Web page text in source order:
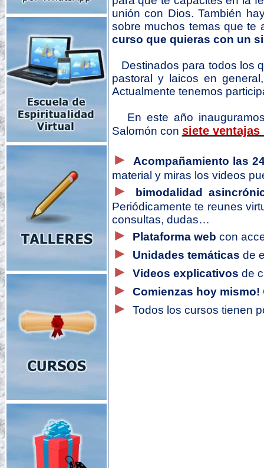
unión con Dios. También
sobre muchos temas que te
curso que quieras con un
Destinados para todos los
pastoral y laicos en
Actualmente tenemos
En este año
Salomón con siete ventajas
►
Acompañamiento las
material y miras los videos
►
bimodalidad
Periódicamente te reunes
consultas, dudas…
► Plataforma web con
► Unidades temáticas de
► Videos explicativos de
► Comienzas hoy mismo!
► Todos los cursos tienen